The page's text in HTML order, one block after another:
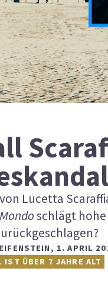
Lucetta
schlägt
, 1. APRIL
IST ÜBER 7 JAHRE ALT